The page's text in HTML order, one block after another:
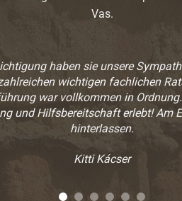
Vas.
haben sie unsere
wichtigen fachlichen
war vollkommen in
und Hilfsbereitschaft erlebt! Am
hinterlassen.
Kitti Kácser